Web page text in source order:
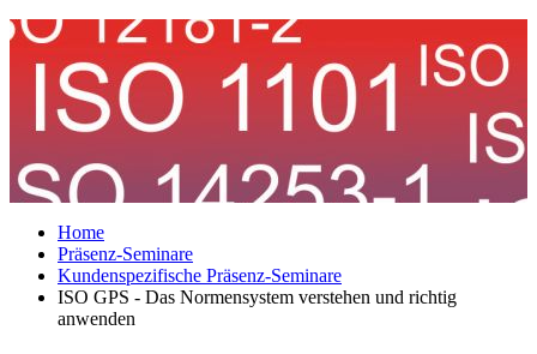
Home
Präsenz-Seminare
Kundenspezifische Präsenz-Seminare
ISO GPS - Das Normensystem verstehen und richtig
anwenden